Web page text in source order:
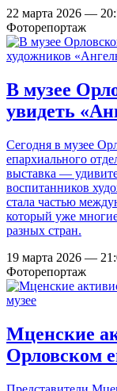
22 марта 2026 —
Фоторепортаж
В музее
увидеть
Сегодня в музее
епархиального
выставка —
воспитанников
стала частью
который уже
разных стран.
19 марта 2026 —
Фоторепортаж
Мценские
Орловском